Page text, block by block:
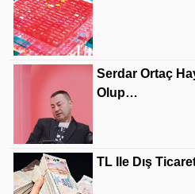
Serdar Ortaç
Olup…
TL Ile Dış